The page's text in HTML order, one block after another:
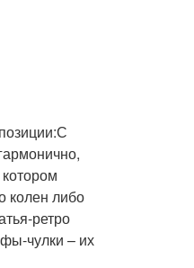
колен либо
ретро
чулки – их